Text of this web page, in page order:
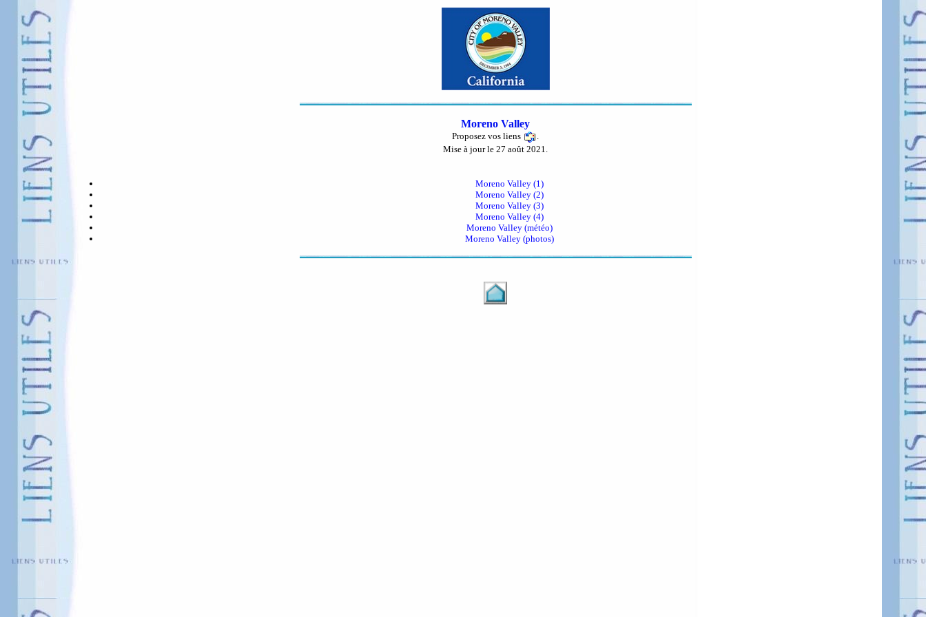
Moreno Valley
Proposez vos liens
Mise à jour le 27 août 2021.
Moreno Valley (1)
Moreno Valley (2)
Moreno Valley (3)
Moreno Valley (4)
Moreno Valley (météo)
Moreno Valley (photos)